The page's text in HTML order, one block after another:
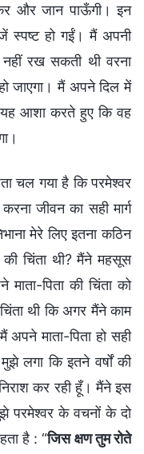
और जान पाऊँगी। इन
स्पष्ट हो गईं। मैं अपनी
रख सकती थी वरना
जाएगा। मैं अपने दिल में
यह आशा करते हुए कि वह
चल गया है कि परमेश्वर
जीवन का सही मार्ग
मेरे लिए इतना कठिन
चिंता थी? मैंने महसूस
पिता की चिंता को
थी कि अगर मैंने काम
माता-पिता हो सही
लगा कि इतने वर्षों की
कर रही हूँ। मैंने इस
परमेश्वर के वचनों के दो
है : “जिस क्षण तुम रोते